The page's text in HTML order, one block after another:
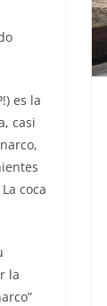
es la
casi
coca
la